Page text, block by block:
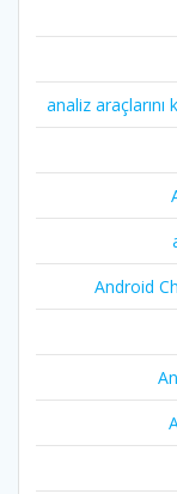
analiz
Android